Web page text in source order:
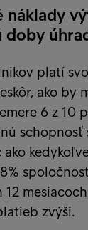
náklady
doby
platí
ako by
6 z 10
schopnosť
ako
zvýši.